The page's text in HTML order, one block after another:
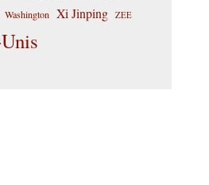
Washington Xi Jinping ZEE